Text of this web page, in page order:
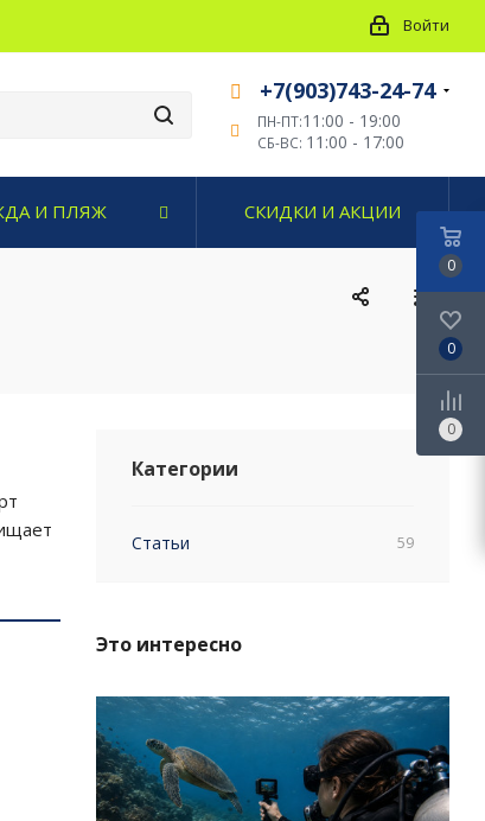
Войти
+7(903)743-24-74
ПН-ПТ:11:00 - 19:00
СБ-ВС: 11:00 - 17:00
И ПЛЯЖ СКИДКИ И АКЦИИ
Категории
Статьи 59
Это интересно
0
0
0